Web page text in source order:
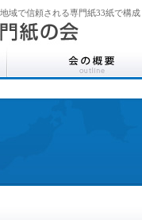
域で信頼される専門紙33紙で構成